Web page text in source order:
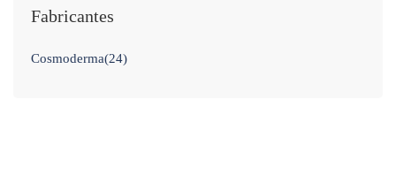
Fabricantes
Cosmoderma(24)